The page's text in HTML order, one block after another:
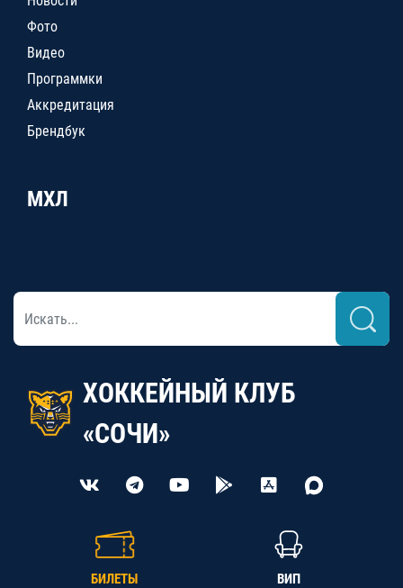
Фото
Видео
Программки
Аккредитация
Брендбук
МХЛ
ХОККЕЙНЫЙ КЛУБ
«СОЧИ»
БИЛЕТЫ ВИП